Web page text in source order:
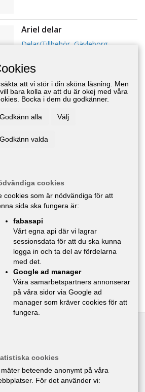
Ariel delar
Delar/Tillbehör,Gävleborg
PV/Duett
Delar/Tillbehör
Delar/Tillbehör
1 000 :-
Div delar volvo 831 -54
Delar/Tillbehör,Gävleborg
All kopiering av texter, bilder eller
förbjuden.
att vi stör i din sköna läsning. Men
bara kolla av att du är okej med våra
Bocka i dem du godkänner.
Godkänn alla Välj
Godkänn valda
cookies
cookies som är nödvändiga för att
sida ska fungera är:
fabasapi
Vårt egna api där vi lagrar
sessionsdata för att du ska kunna
logga in och ta del av fördelarna
med det.
Google ad manager
Våra samarbetspartners annonserar
på våra sidor via Google ad
manager som kräver cookies för att
fungera.
cookies
mäter beteende anonymt på våra
För det använder vi: